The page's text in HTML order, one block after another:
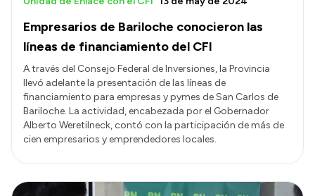
Empresarios de Bariloche conocieron las
líneas de financiamiento del CFI
A través del Consejo Federal de Inversiones, la Provincia
llevó adelante la presentación de las líneas de
financiamiento para empresas y pymes de San Carlos de
Bariloche. La actividad, encabezada por el Gobernador
Alberto Weretilneck, contó con la participación de más de
cien empresarios y emprendedores locales.